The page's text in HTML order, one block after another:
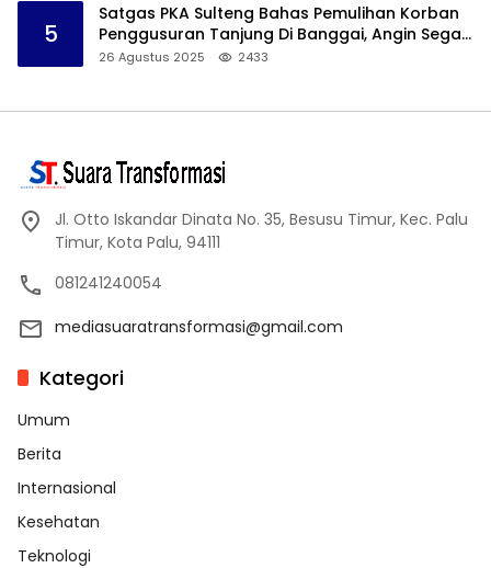
5
Satgas PKA Sulteng Bahas Pemulihan Korban
Penggusuran Tanjung Di Banggai, Angin Segar
Bagi Warga
26 Agustus 2025 2433
Jl. Otto Iskandar Dinata No. 35, Besusu Timur, Kec. Palu
Timur, Kota Palu, 94111
081241240054
mediasuaratransformasi@gmail.com
Kategori
Umum
Berita
Internasional
Kesehatan
Teknologi